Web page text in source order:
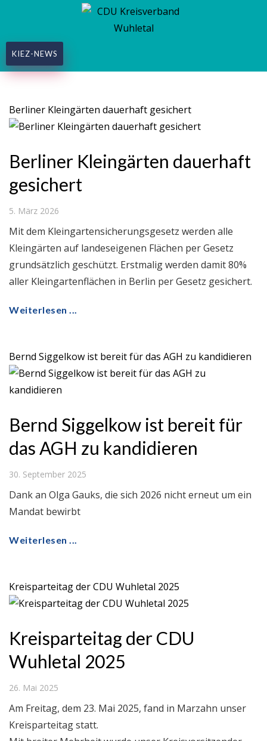
KIEZ-NEWS
Schlagwort:CDU
Berliner Kleingärten dauerhaft gesichert
Berliner Kleingärten dauerhaft
gesichert
5. März 2026
Mit dem Kleingartensicherungsgesetz werden alle
Kleingärten auf landeseigenen Flächen per Gesetz
grundsätzlich geschützt. Erstmalig werden damit 80%
aller Kleingartenflächen in Berlin per Gesetz gesichert.
Weiterlesen ...
Bernd Siggelkow ist bereit für das AGH zu kandidieren
Bernd Siggelkow ist bereit für
das AGH zu kandidieren
30. September 2025
Dank an Olga Gauks, die sich 2026 nicht erneut um ein
Mandat bewirbt
Weiterlesen ...
Kreisparteitag der CDU Wuhletal 2025
Kreisparteitag der CDU
Wuhletal 2025
26. Mai 2025
Am Freitag, dem 23. Mai 2025, fand in Marzahn unser
Kreisparteitag statt.